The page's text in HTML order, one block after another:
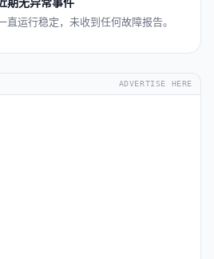
期无异常事件
运行稳定，未收到任何故障报告。
ADVERTISE HERE